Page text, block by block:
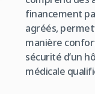
financement
agréés,
manière
sécurité d’un
médicale